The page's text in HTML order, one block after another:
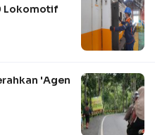
Lokomotif
'Agen